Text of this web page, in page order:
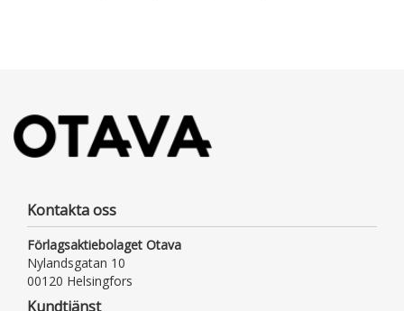
Kontakta oss
Förlagsaktiebolaget Otava
Nylandsgatan 10
00120 Helsingfors
Kundtjänst